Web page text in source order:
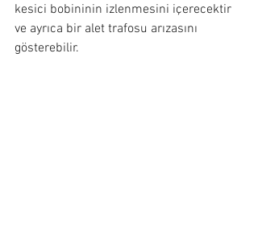
kesici bobininin izlenmesini içerecektir
ve ayrıca bir alet trafosu arızasını
gösterebilir.